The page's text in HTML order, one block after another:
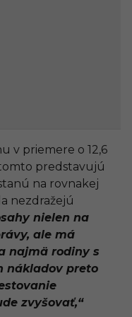
v priemere o 12,6
predstavujú
na rovnakej
nezdražejú
nielen na
ale má
najmä rodiny s
nákladov preto
zvyšovať,“